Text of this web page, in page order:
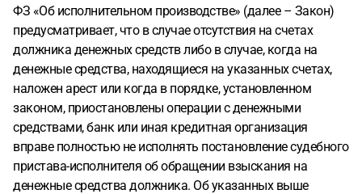
ФЗ «Об исполнительном производстве» (далее – Закон)
предусматривает, что в случае отсутствия на счетах
должника денежных средств либо в случае, когда на
денежные средства, находящиеся на указанных счетах,
наложен арест или когда в порядке, установленном
законом, приостановлены операции с денежными
средствами, банк или иная кредитная организация
вправе полностью не исполнять постановление судебного
пристава-исполнителя об обращении взыскания на
денежные средства должника. Об указанных выше